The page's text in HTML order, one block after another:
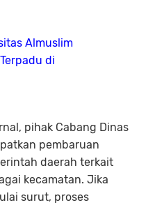
Almuslim
di
pihak Cabang Dinas
pembaruan
daerah terkait
kecamatan. Jika
surut, proses